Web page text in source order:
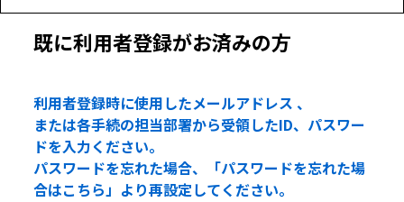
既に利用者登録がお済みの方
利用者登録時に使用したメールアドレス 、
または各手続の担当部署から受領したID、パスワー
ドを入力ください。
パスワードを忘れた場合、「パスワードを忘れた場
合はこちら」より再設定してください。